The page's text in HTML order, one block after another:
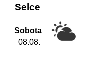
Selce
Sobota
08.08.